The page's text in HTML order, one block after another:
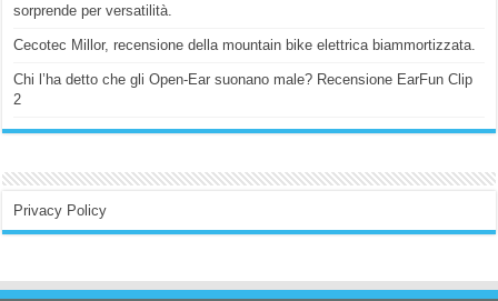
sorprende per versatilità.
Cecotec Millor, recensione della mountain bike elettrica biammortizzata.
Chi l’ha detto che gli Open-Ear suonano male? Recensione EarFun Clip
2
Privacy Policy